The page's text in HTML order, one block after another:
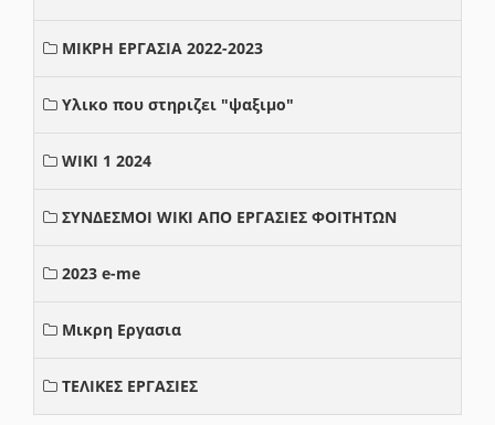
ΜΙΚΡΗ ΕΡΓΑΣΙΑ 2022-2023
Υλικο που στηριζει "ψαξιμο"
WIKI 1 2024
ΣΥΝΔΕΣΜΟΙ WIKI ΑΠΟ ΕΡΓΑΣΙΕΣ ΦΟΙΤΗΤΩΝ
2023 e-me
Μικρη Εργασια
ΤΕΛΙΚΕΣ ΕΡΓΑΣΙΕΣ